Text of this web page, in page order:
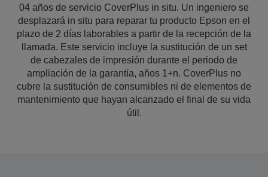
04 años de servicio CoverPlus in situ. Un ingeniero se
desplazará in situ para reparar tu producto Epson en el
plazo de 2 días laborables a partir de la recepción de la
llamada. Este servicio incluye la sustitución de un set
de cabezales de impresión durante el periodo de
ampliación de la garantía, años 1+n. CoverPlus no
cubre la sustitución de consumibles ni de elementos de
mantenimiento que hayan alcanzado el final de su vida
útil.